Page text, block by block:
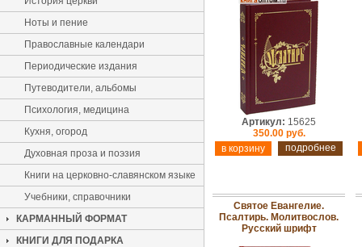
Ноты и пение
Православные календари
Периодические издания
Путеводители, альбомы
Психология, медицина
Кухня, огород
Духовная проза и поэзия
Книги на церковно-славянском языке
Учебники, справочники
КАРМАННЫЙ ФОРМАТ
КНИГИ ДЛЯ ПОДАРКА
Артикул: 15625
350.00 руб.
подробнее
Святое Евангелие.
Псалтирь. Молитвослов.
Русский шрифт